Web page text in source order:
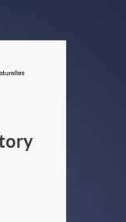
/
Canada